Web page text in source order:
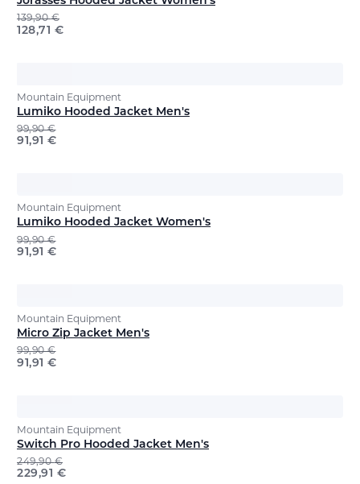
139,90€
128,71 €
Mountain Equipment
Lumiko Hooded Jacket Men's
99,90€
91,91 €
Mountain Equipment
Lumiko Hooded Jacket Women's
99,90€
91,91 €
Mountain Equipment
Micro Zip Jacket Men's
99,90€
91,91 €
Mountain Equipment
Switch Pro Hooded Jacket Men's
249,90€
229,91 €